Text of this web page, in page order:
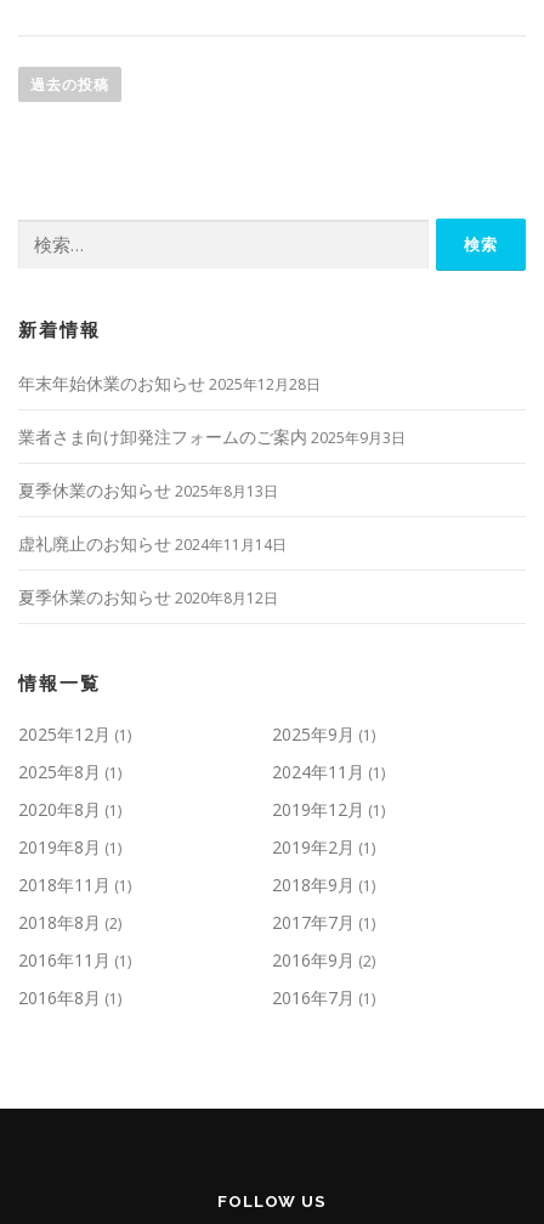
稿
シ
過去の投稿
索:
新着情報
年末年始休業のお知らせ2025年12月28日
業者さま向け卸発注フォームのご案内 2025年9月3日
夏季休業のお知らせ2025年8月13日
虚礼廃止のお知らせ2024年11月14日
夏季休業のお知らせ2020年8月12日
情報一覧
2025年12月 (1) 2025年9月 (1)
2025年8月 (1) 2024年11月 (1)
2020年8月 (1) 2019年12月 (1)
2019年8月 (1) 2019年2月 (1)
2018年11月 (1) 2018年9月 (1)
2018年8月 (2) 2017年7月 (1)
2016年11月 (1) 2016年9月 (2)
2016年8月 (1) 2016年7月 (1)
FOLLOW US